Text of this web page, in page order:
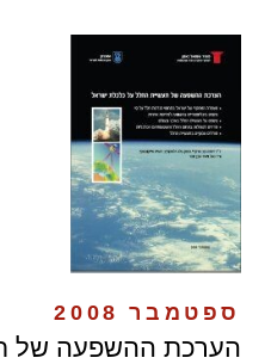
ספטמבר 2008
הערכת ההשפעה של